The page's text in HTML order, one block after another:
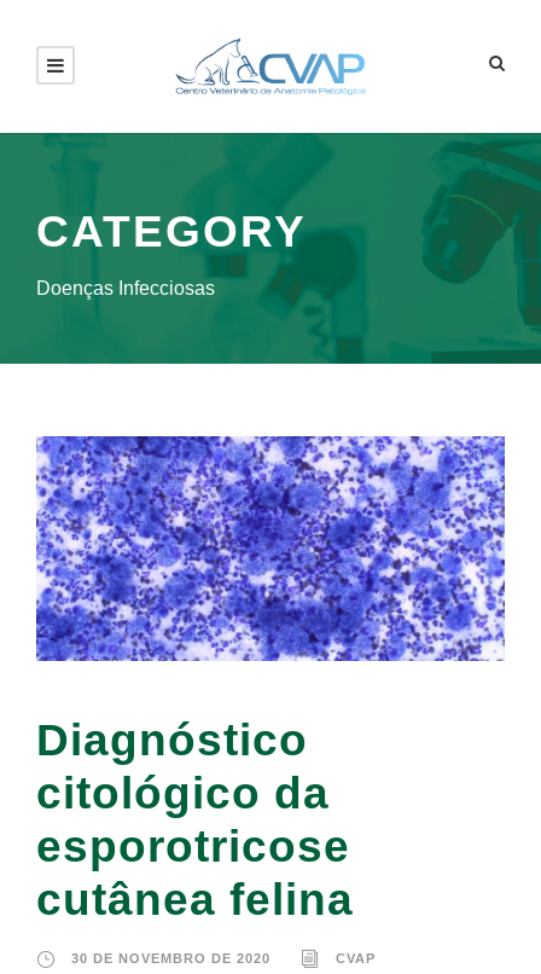
CATEGORY
Doenças Infecciosas
Diagnóstico
citológico da
esporotricose
cutânea felina
30 DE NOVEMBRO DE 2020
CVAP